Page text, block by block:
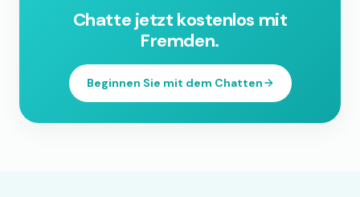
Chatte jetzt kostenlos mit
Fremden.
Beginnen Sie mit dem Chatten